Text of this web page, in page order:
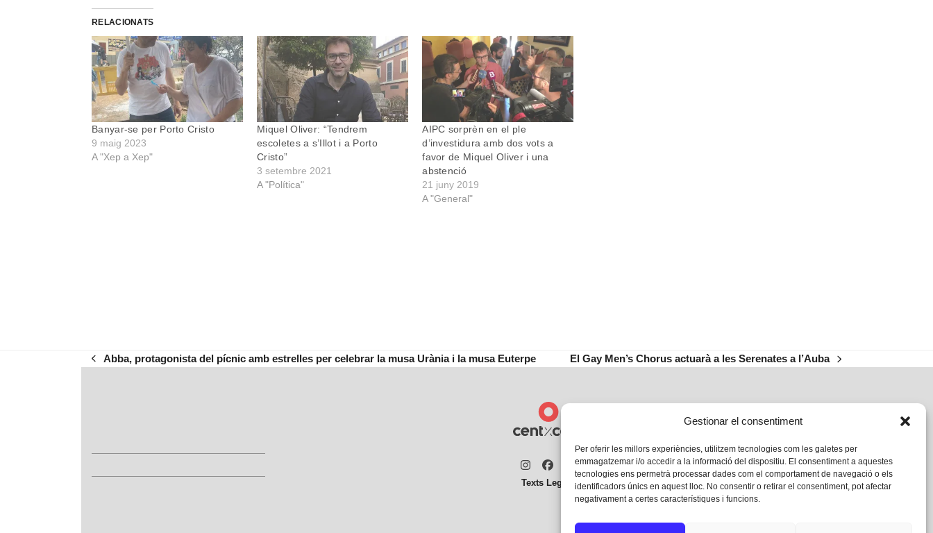
Gestionar el consentiment
Per oferir les millors experiències, utilitzem tecnologies com les galetes per
emmagatzemar i/o accedir a la informació del dispositiu. El consentiment a aquestes
tecnologies ens permetrà processar dades com el comportament de navegació o els
identificadors únics en aquest lloc. No consentir o retirar el consentiment, pot afectar
negativament a certes característiques i funcions.
RELACIONATS
Banyar-se per Porto Cristo
9 maig 2023
A "Xep a Xep"
Miquel Oliver: “Tendrem
escoletes a s’Illot i a Porto
Cristo”
3 setembre 2021
A "Política"
AIPC sorprèn en el ple
d’investidura amb dos vots a
favor de Miquel Oliver i una
abstenció
21 juny 2019
A "General"
previous
Abba, protagonista del pícnic amb estrelles per celebrar la musa Urània i la musa Euterpe
next
El Gay Men’s Chorus actuarà a les Serenates a l’Auba
Instagram
Facebook
Twitter
Texts Legals